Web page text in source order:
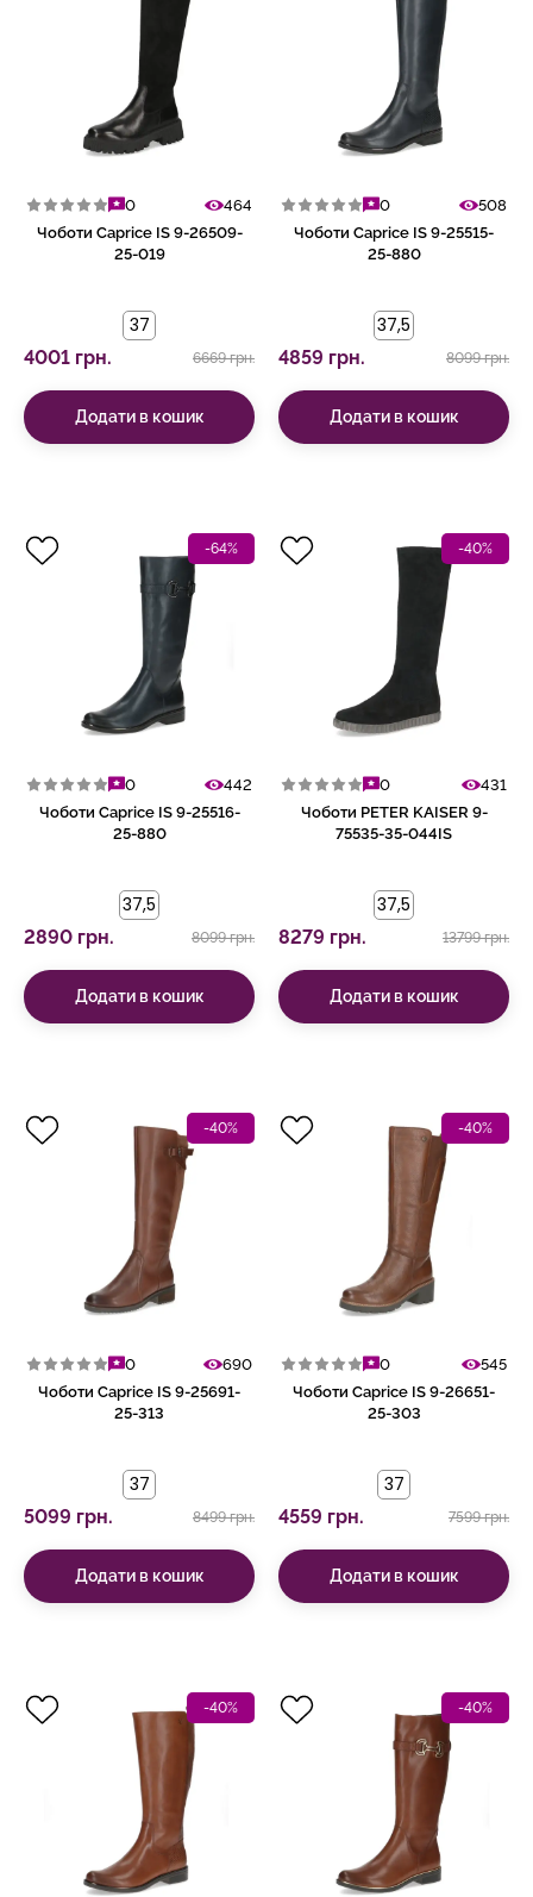
0
464
Чоботи Caprice IS 9-26509-
25-019
37
4001 грн. 6669 грн.
Додати в кошик
0
508
Чоботи Caprice IS 9-25515-
25-880
37,5
4859 грн. 8099 грн.
Додати в кошик
-64%
0
442
Чоботи Caprice IS 9-25516-
25-880
37,5
2890 грн. 8099 грн.
Додати в кошик
-40%
0
431
Чоботи PETER KAISER 9-
75535-35-044IS
37,5
8279 грн. 13799 грн.
Додати в кошик
-40%
0
690
Чоботи Caprice IS 9-25691-
25-313
37
5099 грн. 8499 грн.
Додати в кошик
-40%
0
545
Чоботи Caprice IS 9-26651-
25-303
37
4559 грн. 7599 грн.
Додати в кошик
-40% -40%